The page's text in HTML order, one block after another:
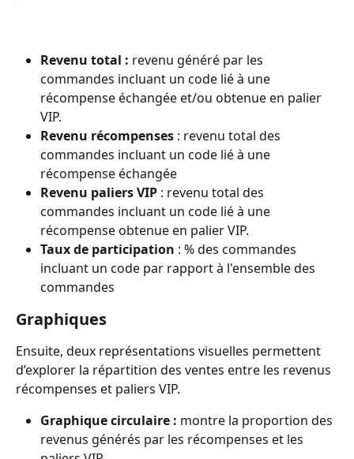
Revenu total : revenu généré par les
commandes incluant un code lié à une
récompense échangée et/ou obtenue en palier
VIP.
Revenu récompenses : revenu total des
commandes incluant un code lié à une
récompense échangée
Revenu paliers VIP : revenu total des
commandes incluant un code lié à une
récompense obtenue en palier VIP.
Taux de participation : % des commandes
incluant un code par rapport à l'ensemble des
commandes
Graphiques
Ensuite, deux représentations visuelles permettent
d’explorer la répartition des ventes entre les revenus
récompenses et paliers VIP.
Graphique circulaire : montre la proportion des
revenus générés par les récompenses et les